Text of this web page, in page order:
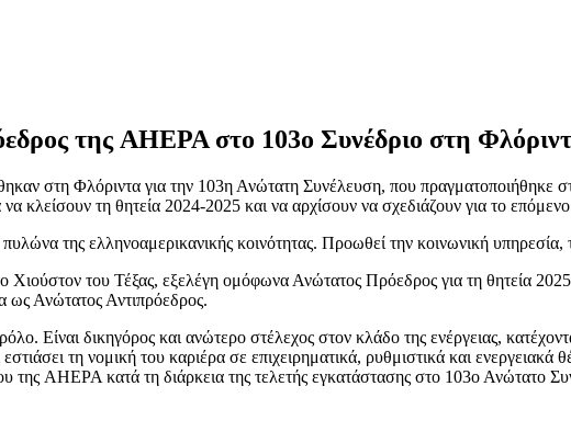
της AHEPA στο 103ο Συνέδριο στη
στη Φλόριντα για την 103η Ανώτατη Συνέλευση, που πραγματοποιήθηκε
κλείσουν τη θητεία 2024-2025 και να αρχίσουν να σχεδιάζουν για το επόμενο
της ελληνοαμερικανικής κοινότητας. Προωθεί την κοινωνική
Χιούστον του Τέξας, εξελέγη ομόφωνα Ανώτατος Πρόεδρος για τη θητεία
ως Ανώτατος Αντιπρόεδρος.
Είναι δικηγόρος και ανώτερο στέλεχος στον κλάδο της ενέργειας,
τη νομική του καριέρα σε επιχειρηματικά, ρυθμιστικά και ενεργειακά